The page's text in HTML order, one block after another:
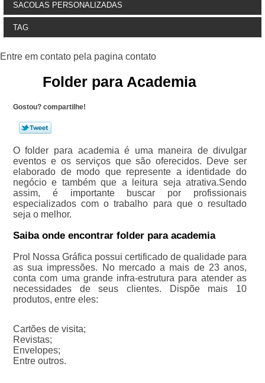
SACOLAS PERSONALIZADAS
TAG
Folder para Academia
Gostou? compartilhe!
O folder para academia é uma maneira de divulgar
eventos e os serviços que são oferecidos. Deve ser
elaborado de modo que represente a identidade do
negócio e também que a leitura seja atrativa.Sendo
assim, é importante buscar por profissionais
especializados com o trabalho para que o resultado
seja o melhor.
Saiba onde encontrar folder para academia
Prol Nossa Gráfica possui certificado de qualidade para
as sua impressões. No mercado a mais de 23 anos,
conta com uma grande infra-estrutura para atender as
necessidades de seus clientes. Dispõe mais 10
produtos, entre eles:
Cartões de visita;
Revistas;
Envelopes;
Entre outros.